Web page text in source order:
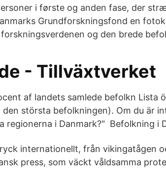
i første og anden fase, der
Grundforskningsfond en
og den brede
- Tillväxtverket
af landets samlede befolkn Lista
största befolkningen). Om du är
regionerna i Danmark?" Befolkning i
internationellt, från vikingatågen
press, som väckt våldsamma